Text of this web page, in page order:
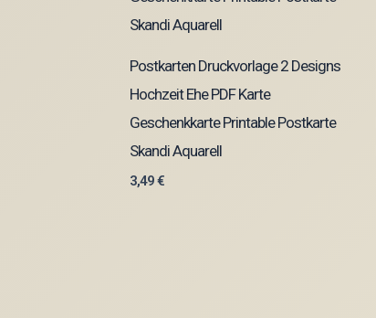
Postkarten Druckvorlage 2 Designs
Hochzeit Ehe PDF Karte
Geschenkkarte Printable Postkarte
Skandi Aquarell
3,49€